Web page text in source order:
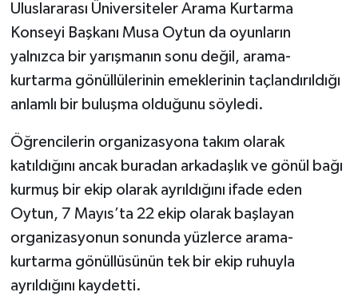
Uluslararası Üniversiteler Arama Kurtarma
Konseyi Başkanı Musa Oytun da oyunların
yalnızca bir yarışmanın sonu değil, arama-
kurtarma gönüllülerinin emeklerinin taçlandırıldığı
anlamlı bir buluşma olduğunu söyledi.
Öğrencilerin organizasyona takım olarak
katıldığını ancak buradan arkadaşlık ve gönül bağı
kurmuş bir ekip olarak ayrıldığını ifade eden
Oytun, 7 Mayıs’ta 22 ekip olarak başlayan
organizasyonun sonunda yüzlerce arama-
kurtarma gönüllüsünün tek bir ekip ruhuyla
ayrıldığını kaydetti.